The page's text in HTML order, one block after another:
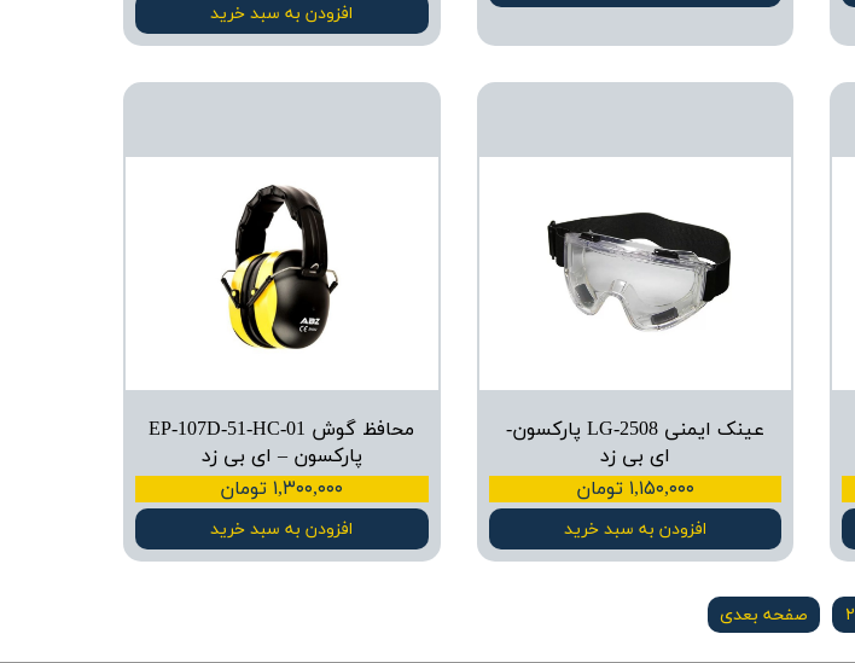
افزودن به سبد خرید
عینک ایمنی LG-2508 پارکسون-
ای بی زد
۱,۱۵۰,۰۰۰ تومان
افزودن به سبد خرید
محافظ گوش EP-107D-51-HC-01
پارکسون – ای بی زد
۱,۳۰۰,۰۰۰ تومان
افزودن به سبد خرید
۲ صفحه بعدی